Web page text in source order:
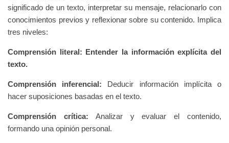
significado de un texto, interpretar su mensaje, relacionarlo con
conocimientos previos y reflexionar sobre su contenido. Implica
tres niveles:
Comprensión literal: Entender la información explícita del
texto.
Comprensión inferencial: Deducir información implícita o
hacer suposiciones basadas en el texto.
Comprensión crítica: Analizar y evaluar el contenido,
formando una opinión personal.